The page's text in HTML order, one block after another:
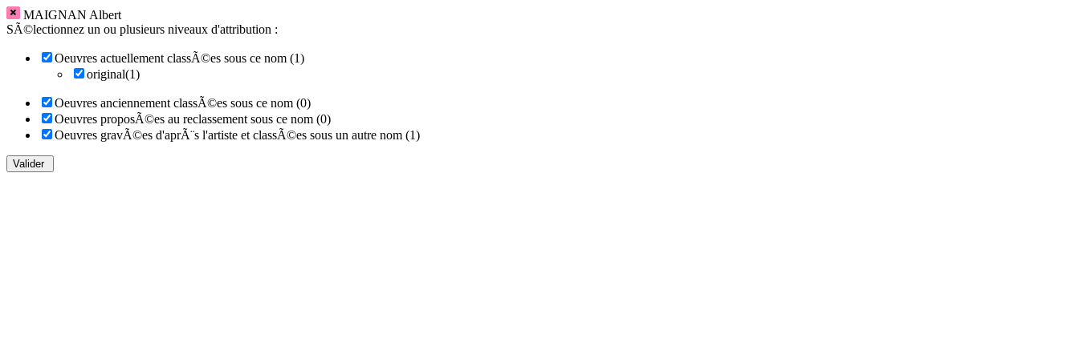
MAIGNAN Albert
SÃ©lectionnez un ou plusieurs niveaux d'attribution :
Oeuvres actuellement classÃ©es sous ce nom (1)
original(1)
Oeuvres anciennement classÃ©es sous ce nom (0)
Oeuvres proposÃ©es au reclassement sous ce nom (0)
Oeuvres gravÃ©es d'aprÃ¨s l'artiste et classÃ©es sous un autre nom (1)
Valider